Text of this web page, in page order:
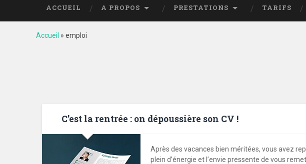
ACCUEIL A PROPOS PRESTATIONS TARIFS
Accueil » emploi
C’est la rentrée : on dépoussière son CV !
Après des vacances bien méritées, vous avez
plein d’énergie et l’envie pressente de vous